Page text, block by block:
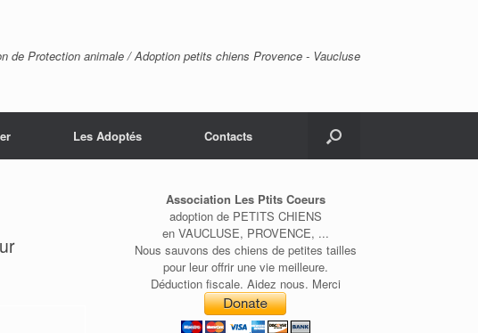
de Protection animale / Adoption petits chiens Provence - Vaucluse
Les Adoptés Contacts
Association Les Ptits Coeurs
adoption de PETITS CHIENS
en VAUCLUSE, PROVENCE, ...
Nous sauvons des chiens de petites tailles
pour leur offrir une vie meilleure.
Déduction fiscale. Aidez nous. Merci